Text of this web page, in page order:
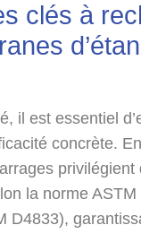
clés à
il est essentiel
concrète.
la norme
D4833),